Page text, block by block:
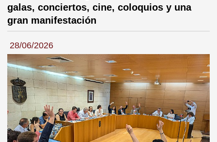
galas, conciertos, cine, coloquios y una
gran manifestación
28/06/2026